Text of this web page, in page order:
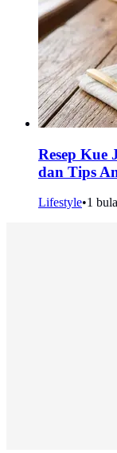
Resep Kue
dan Tips
Lifestyle•1